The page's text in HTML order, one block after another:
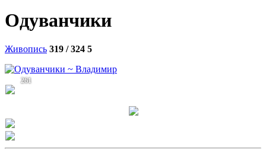
Одуванчики
Живопись 319 / 324 5
261